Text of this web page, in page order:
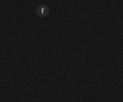
Ci puoi trovare su:
Facebook
page
opens
in
new
window